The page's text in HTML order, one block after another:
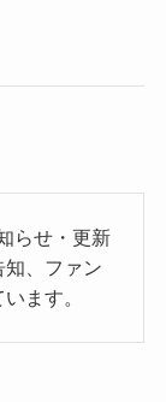
らせ・更新
、ファン
ます。